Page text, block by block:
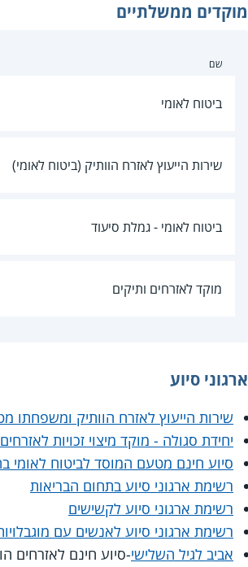
מוקדים ממשלתיים
שם
ביטוח לאומי
שירות הייעוץ לאזרח הוותיק (ביטוח לאומי)
ביטוח לאומי - גמלת סיעוד
מוקד לאזרחים ותיקים
ארגוני סיוע
שירות הייעוץ לאזרח הוותיק ומשפחתו
יחידת סגולה - מוקד מיצוי זכויות
סיוע חינם מטעם המוסד לביטוח
רשימת ארגוני סיוע בתחום הבריאות
רשימת ארגוני סיוע לקשישים
רשימת ארגוני סיוע לאנשים עם
אביב לגיל השלישי-סיוע חינם לאזרחים